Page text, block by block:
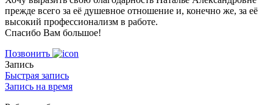
прежде всего за её душевное отношение и, конечно же, за её
высокий профессионализм в работе.
Спасибо Вам большое!
Позвонить
Запись
Быстрая запись
Запись на время